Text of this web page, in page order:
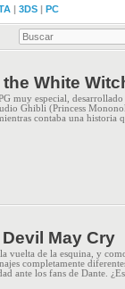
| 3DS | PC
White
muy especial,
Ghibli (Princess
contaba una historia
May Cry
vuelta de la esquina, y
completamente
ante los fans de Dante.